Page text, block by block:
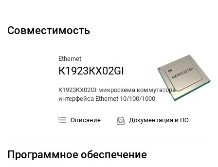
Совместимость
Ethernet
К1923КХ02GI
К1923КХ02GI микросхема коммутатора
интерфейса Ethernet 10/100/1000
Описание Документация и ПО
Программное обеспечение